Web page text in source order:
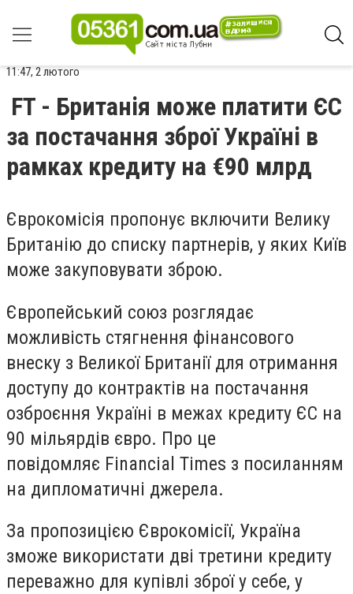
11:47, 2 лютого
FT - Британія може платити ЄС
за постачання зброї Україні в
рамках кредиту на €90 млрд
Єврокомісія пропонує включити Велику
Британію до списку партнерів, у яких Київ
може закуповувати зброю.
Європейський союз розглядає
можливість стягнення фінансового
внеску з Великої Британії для отримання
доступу до контрактів на постачання
озброєння Україні в межах кредиту ЄС на
90 мільярдів євро. Про це
повідомляє Financial Times з посиланням
на дипломатичні джерела.
За пропозицією Єврокомісії, Україна
зможе використати дві третини кредиту
переважно для купівлі зброї у себе, у